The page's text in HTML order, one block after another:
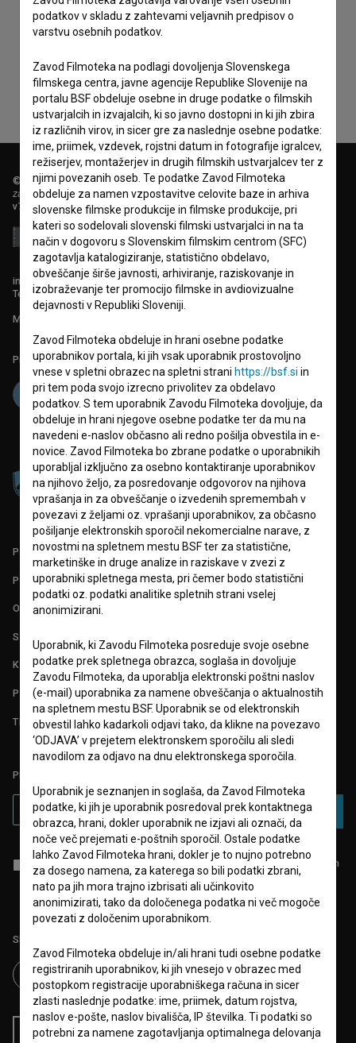
Sprejemamsplošne pogojein dajemsoglasje
© 2018-2026, Filmoteka,
zavod za širjenje filmske kulture
v7.151.0
info@filmoteka.si
Tehnična pomoč: podpora@bsf.si
Mednarodna številka ISSN 2670-787X
Projekt sofinancira:
PARTNERJI
POGOJI UPORABE
O PROJEKTU
STATISTIKA
KONTAKT
POGOSTA VPRAŠANJA
TEST FUNKCIONALNOSTI
PRIJAVITE SE NA BSF NOVIČNIK:
PRIJAVA
Sprejemam splošne pogoje in dajem soglasje za zbiranje, hrambo in
obdelavo osebnih podatkov.
Sledite nam na:
RSS novice RSS dogodki
podatkov v skladu z zahtevami veljavnih predpisov o
varstvu osebnih podatkov.
Zavod Filmoteka na podlagi dovoljenja Slovenskega
filmskega centra, javne agencije Republike Slovenije na
portalu BSF obdeluje osebne in druge podatke o filmskih
ustvarjalcih in izvajalcih, ki so javno dostopni in ki jih zbira
iz različnih virov, in sicer gre za naslednje osebne podatke:
ime, priimek, vzdevek, rojstni datum in fotografije igralcev,
režiserjev, montažerjev in drugih filmskih ustvarjalcev ter z
njimi povezanih oseb. Te podatke Zavod Filmoteka
obdeluje za namen vzpostavitve celovite baze in arhiva
slovenske filmske produkcije in filmske produkcije, pri
kateri so sodelovali slovenski filmski ustvarjalci in na ta
način v dogovoru s Slovenskim filmskim centrom (SFC)
zagotavlja katalogiziranje, statistično obdelavo,
obveščanje širše javnosti, arhiviranje, raziskovanje in
izobraževanje ter promocijo filmske in avdiovizualne
dejavnosti v Republiki Sloveniji.
Zavod Filmoteka obdeluje in hrani osebne podatke
uporabnikov portala, ki jih vsak uporabnik prostovoljno
vnese v spletni obrazec na spletni strani https://bsf.si in
pri tem poda svojo izrecno privolitev za obdelavo
podatkov. S tem uporabnik Zavodu Filmoteka dovoljuje, da
obdeluje in hrani njegove osebne podatke ter da mu na
navedeni e-naslov občasno ali redno pošilja obvestila in e-
novice. Zavod Filmoteka bo zbrane podatke o uporabnikih
uporabljal izključno za osebno kontaktiranje uporabnikov
na njihovo željo, za posredovanje odgovorov na njihova
vprašanja in za obveščanje o izvedenih spremembah v
povezavi z željami oz. vprašanji uporabnikov, za občasno
pošiljanje elektronskih sporočil nekomercialne narave, z
novostmi na spletnem mestu BSF ter za statistične,
marketinške in druge analize in raziskave v zvezi z
uporabniki spletnega mesta, pri čemer bodo statistični
podatki oz. podatki analitike spletnih strani vselej
anonimizirani.
Uporabnik, ki Zavodu Filmoteka posreduje svoje osebne
podatke prek spletnega obrazca, soglaša in dovoljuje
Zavodu Filmoteka, da uporablja elektronski poštni naslov
(e-mail) uporabnika za namene obveščanja o aktualnostih
na spletnem mestu BSF. Uporabnik se od elektronskih
obvestil lahko kadarkoli odjavi tako, da klikne na povezavo
‘ODJAVA’ v prejetem elektronskem sporočilu ali sledi
navodilom za odjavo na dnu elektronskega sporočila.
Uporabnik je seznanjen in soglaša, da Zavod Filmoteka
podatke, ki jih je uporabnik posredoval prek kontaktnega
obrazca, hrani, dokler uporabnik ne izjavi ali označi, da
noče več prejemati e-poštnih sporočil. Ostale podatke
lahko Zavod Filmoteka hrani, dokler je to nujno potrebno
za dosego namena, za katerega so bili podatki zbrani,
nato pa jih mora trajno izbrisati ali učinkovito
anonimizirati, tako da določenega podatka ni več mogoče
povezati z določenim uporabnikom.
Zavod Filmoteka obdeluje in/ali hrani tudi osebne podatke
registriranih uporabnikov, ki jih vnesejo v obrazec med
postopkom registracije uporabniškega računa in sicer
zlasti naslednje podatke: ime, priimek, datum rojstva,
naslov e-pošte, naslov bivališča, IP številka. Ti podatki so
potrebni za namene zagotavljanja optimalnega delovanja